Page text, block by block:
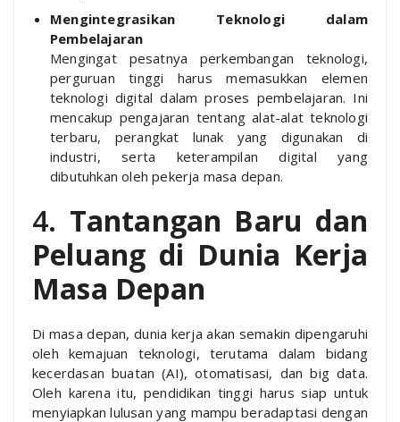
Mengintegrasikan Teknologi dalam
Pembelajaran
Mengingat pesatnya perkembangan teknologi,
perguruan tinggi harus memasukkan elemen
teknologi digital dalam proses pembelajaran. Ini
mencakup pengajaran tentang alat-alat teknologi
terbaru, perangkat lunak yang digunakan di
industri, serta keterampilan digital yang
dibutuhkan oleh pekerja masa depan.
4. Tantangan Baru dan
Peluang di Dunia Kerja
Masa Depan
Di masa depan, dunia kerja akan semakin dipengaruhi
oleh kemajuan teknologi, terutama dalam bidang
kecerdasan buatan (AI), otomatisasi, dan big data.
Oleh karena itu, pendidikan tinggi harus siap untuk
menyiapkan lulusan yang mampu beradaptasi dengan